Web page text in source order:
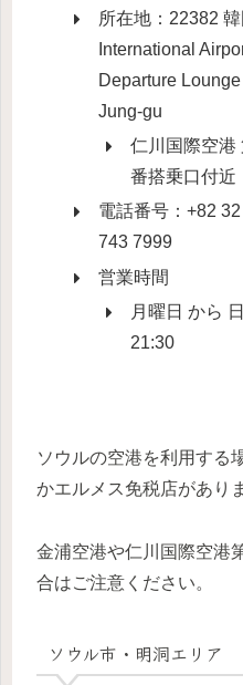
所在地：22382
International
Departure
Jung-gu
仁川国際空港
番搭乗口付近
電話番号：+82
743 7999
営業時間
月曜日 から
21:30
ソウルの空港を利用する
かエルメス免税店があり
金浦空港や仁川国際空港
合はご注意ください。
ソウル市・明洞エリア